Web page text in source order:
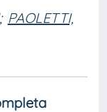
; PAOLETTI,